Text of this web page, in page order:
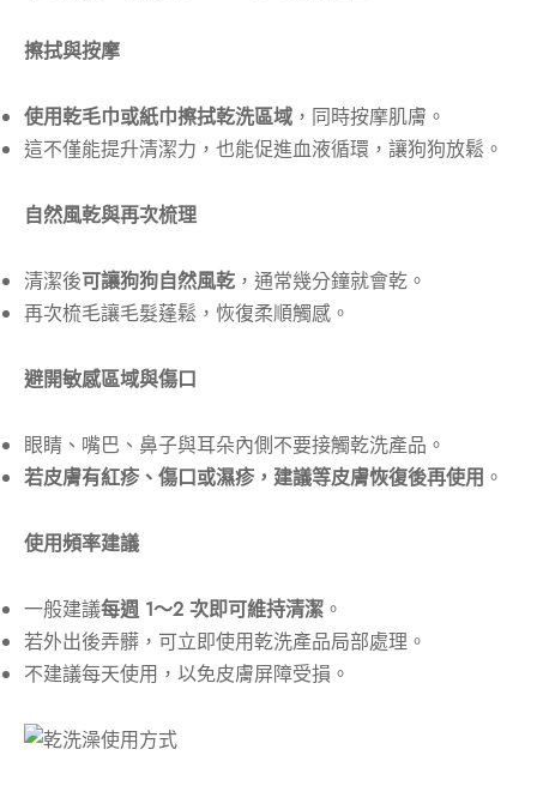
擦拭與按摩
使用乾毛巾或紙巾擦拭乾洗區域 ，同時按摩肌膚。
這不僅能提升清潔力，也能促進血液循環，讓狗狗放鬆。
自然風乾與再次梳理
清潔後可讓狗狗自然風乾 ，通常幾分鐘就會乾。
再次梳毛讓毛髮蓬鬆，恢復柔順觸感。
避開敏感區域與傷口
眼睛、嘴巴、鼻子與耳朵內側不要接觸乾洗產品。
若皮膚有紅疹、傷口或濕疹，建議等皮膚恢復後再使用 。
使用頻率建議
一般建議每週 1～2 次即可維持清潔 。
若外出後弄髒，可立即使用乾洗產品局部處理。
不建議每天使用，以免皮膚屏障受損。